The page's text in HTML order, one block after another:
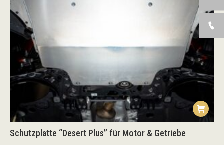
Schutzplatte “Desert Plus” für Motor & Getriebe